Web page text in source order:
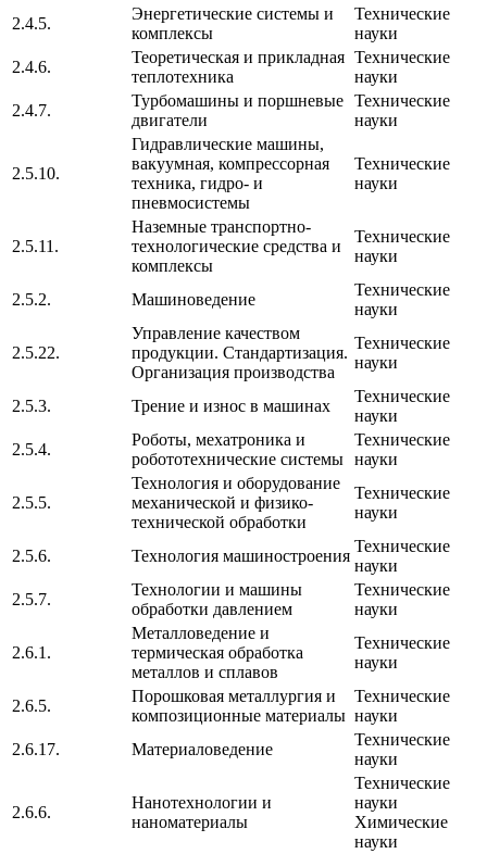
2.4.5.
Энергетические системы и
комплексы
Технические
науки
2.4.6.
Теоретическая и прикладная
теплотехника
Технические
науки
2.4.7.
Турбомашины и поршневые
двигатели
Технические
науки
2.5.10.
Гидравлические машины,
вакуумная, компрессорная
техника, гидро- и
пневмосистемы
Технические
науки
2.5.11.
Наземные транспортно-
технологические средства и
комплексы
Технические
науки
2.5.2. Машиноведение
Технические
науки
2.5.22.
Управление качеством
продукции. Стандартизация.
Организация производства
Технические
науки
2.5.3. Трение и износ в машинах
Технические
науки
2.5.4.
Роботы, мехатроника и
робототехнические системы
Технические
науки
2.5.5.
Технология и оборудование
механической и физико-
технической обработки
Технические
науки
2.5.6. Технология машиностроения
Технические
науки
2.5.7.
Технологии и машины
обработки давлением
Технические
науки
2.6.1.
Металловедение и
термическая обработка
металлов и сплавов
Технические
науки
2.6.5.
Порошковая металлургия и
композиционные материалы
Технические
науки
2.6.17.
Материаловедение
Технические
науки
2.6.6.
Нанотехнологии и
наноматериалы
Технические
науки
Химические
науки